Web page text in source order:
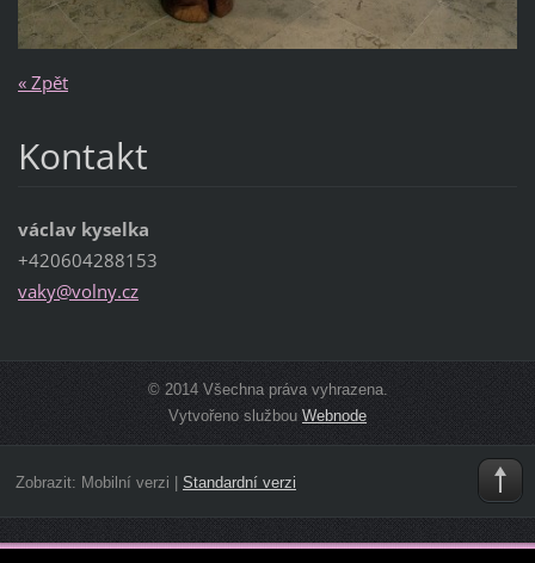
« Zpět
Kontakt
václav kyselka
+420604288153
vaky@volny.cz
© 2014 Všechna práva vyhrazena.
Vytvořeno službou Webnode
Zobrazit: Mobilní verzi | Standardní verzi